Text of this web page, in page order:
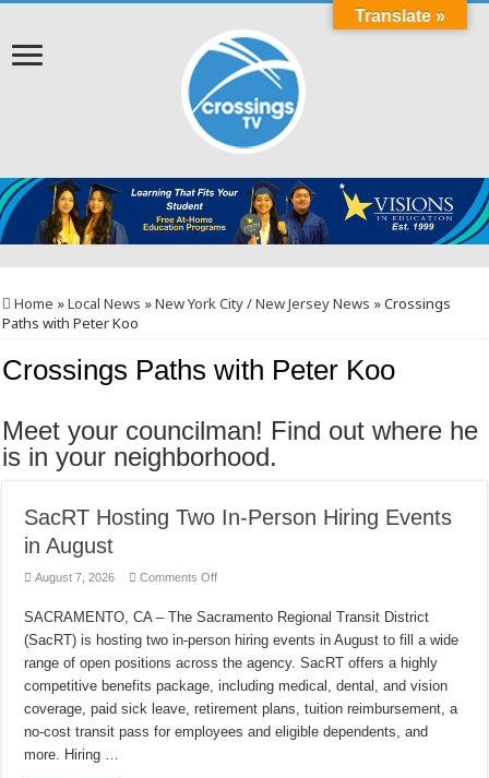
Home »Local News »New York City / New Jersey News »Crossings
Paths with Peter Koo
Crossings Paths with Peter Koo
Meet your councilman! Find out where he
is in your neighborhood.
SacRT Hosting Two In-Person Hiring Events
in August
August 7, 2026 Comments Offon
Two
Person
Hiring
Events
in
August
SACRAMENTO, CA – The Sacramento Regional Transit District
(SacRT) is hosting two in-person hiring events in August to fill a wide
range of open positions across the agency. SacRT offers a highly
competitive benefits package, including medical, dental, and vision
coverage, paid sick leave, retirement plans, tuition reimbursement, a
no-cost transit pass for employees and eligible dependents, and
more. Hiring …
Translate »